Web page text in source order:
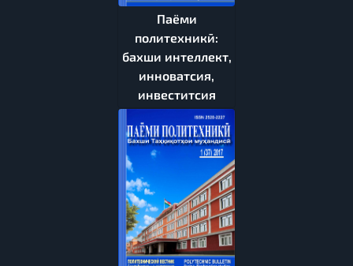
Паёми
политехникӣ:
бахши интеллект,
инноватсия,
инвеститсия